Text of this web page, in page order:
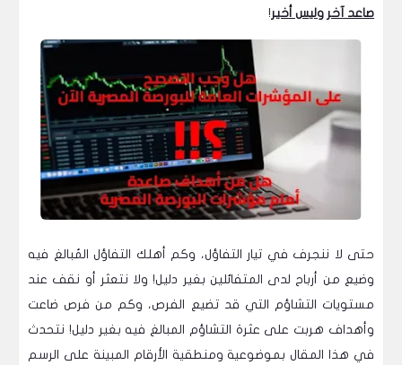
صاعد آخر وليس أخير!
حتى لا ننجرف في تيار التفاؤل، وكم أهلك التفاؤل المُبالغ فيه
وضيع من أرباح لدى المتفائلين بغير دليل! ولا نتعثر أو نقف عند
مستويات التشاؤم التي قد تضيع الفرص، وكم من فرص ضاعت
وأهداف هربت على عثرة التشاؤم المبالغ فيه بغير دليل! نتحدث
في هذا المقال بموضوعية ومنطقية الأرقام المبينة على الرسم